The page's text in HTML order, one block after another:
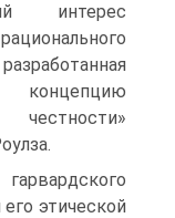
интерес
этической